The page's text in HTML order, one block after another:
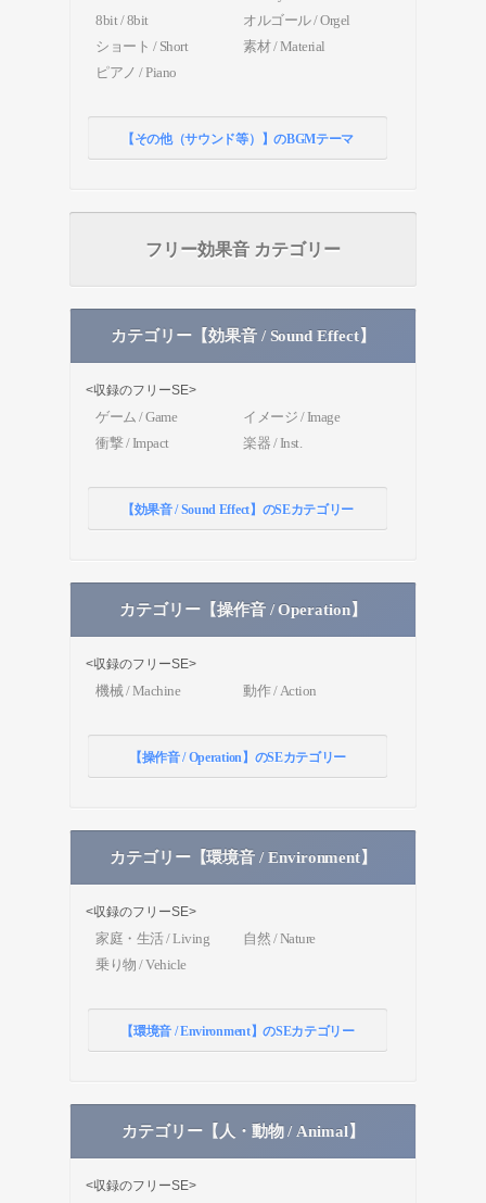
8bit / 8bit
オルゴール / Orgel
ショート / Short
素材 / Material
ピアノ / Piano
【その他（サウンド等）】のBGMテーマ
フリー効果音 カテゴリー
カテゴリー【効果音 / Sound Effect】
<収録のフリーSE>
ゲーム / Game
イメージ / Image
衝撃 / Impact
楽器 / Inst.
【効果音 / Sound Effect】のSEカテゴリー
カテゴリー【操作音 / Operation】
<収録のフリーSE>
機械 / Machine 動作 / Action
【操作音 / Operation】のSEカテゴリー
カテゴリー【環境音 / Environment】
<収録のフリーSE>
家庭・生活 / Living
自然 / Nature
乗り物 / Vehicle
【環境音 / Environment】のSEカテゴリー
カテゴリー【人・動物 / Animal】
<収録のフリーSE>